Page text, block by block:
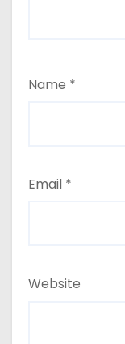
Name *
Email *
Website